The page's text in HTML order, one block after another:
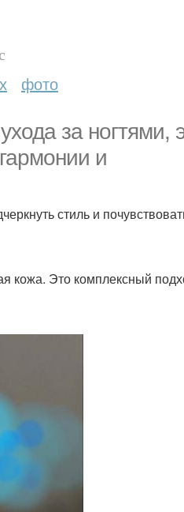
фото
за ногтями,
и
стиль и
кожа. Это комплексный